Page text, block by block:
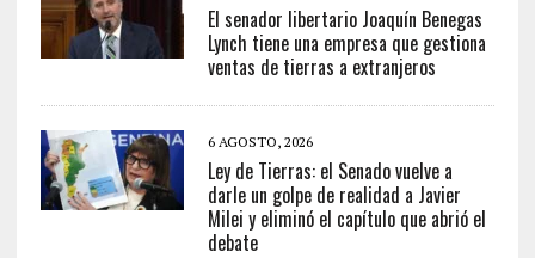
El senador libertario Joaquín Benegas
Lynch tiene una empresa que gestiona
ventas de tierras a extranjeros
6 AGOSTO, 2026
Ley de Tierras: el Senado vuelve a
darle un golpe de realidad a Javier
Milei y eliminó el capítulo que abrió el
debate